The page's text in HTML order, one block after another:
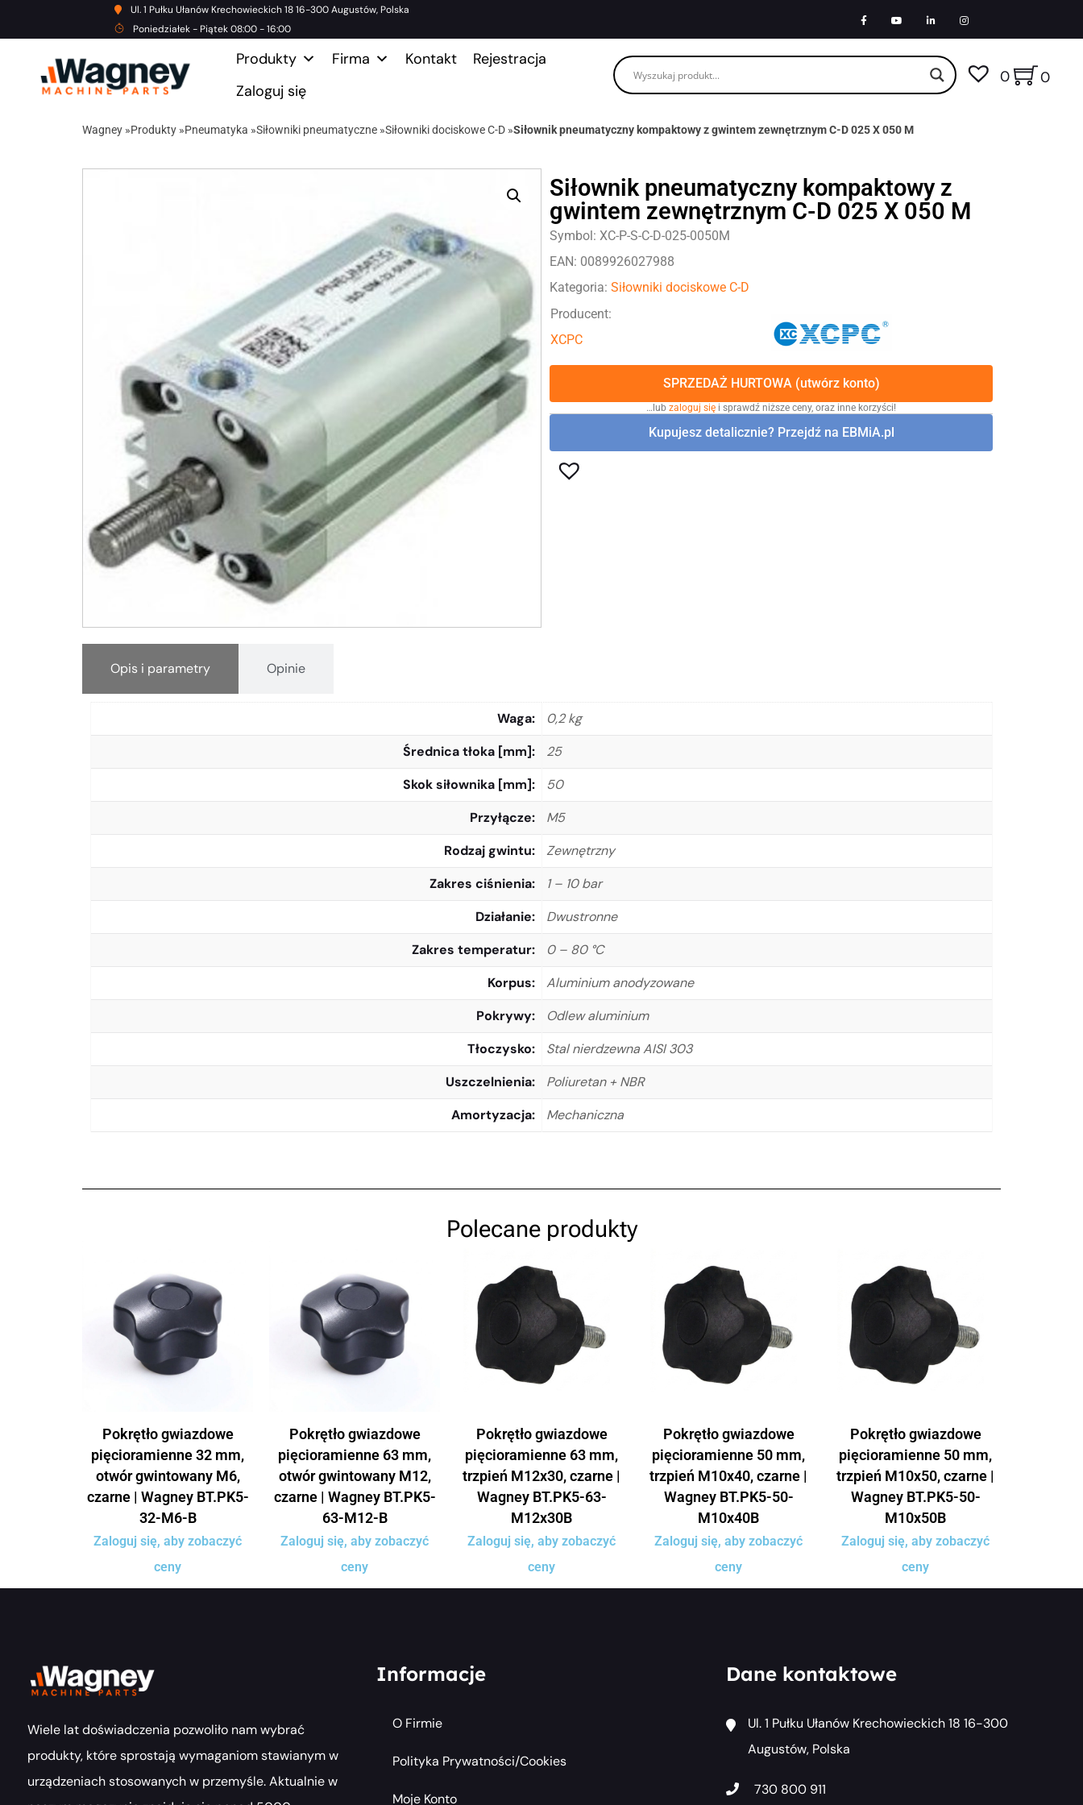
Ul. 1 Pułku Ułanów Krechowieckich 18 16-300 Augustów, Polska
Poniedziałek - Piątek 08:00 - 16:00
Produkty Firma Kontakt
Rejestracja
Zaloguj się
0 0
Wagney »Produkty »Pneumatyka »Siłowniki pneumatyczne »Siłowniki dociskowe C-D »Siłownik pneumatyczny kompaktowy z gwintem zewnętrznym C-D 025 X 050 M
Siłownik pneumatyczny kompaktowy z
gwintem zewnętrznym C-D 025 X 050 M
Symbol: XC-P-S-C-D-025-0050M
EAN: 0089926027988
Kategoria: Siłowniki dociskowe C-D
Producent:
XCPC
SPRZEDAŻ HURTOWA (utwórz konto)
…lub zaloguj się i sprawdź niższe ceny, oraz inne korzyści!
Kupujesz detalicznie? Przejdź na EBMiA.pl
Opis i parametry Opinie
Waga
0,2 kg
Średnica tłoka [mm]
25
Skok siłownika [mm]
50
Przyłącze
M5
Rodzaj gwintu
Zewnętrzny
Zakres ciśnienia
1 – 10 bar
Działanie
Dwustronne
Zakres temperatur
0 – 80 °C
Korpus
Aluminium anodyzowane
Pokrywy
Odlew aluminium
Tłoczysko
Stal nierdzewna AISI 303
Uszczelnienia
Poliuretan + NBR
Amortyzacja
Mechaniczna
Polecane produkty
Pokrętło gwiazdowe
pięcioramienne 32 mm,
otwór gwintowany M6,
czarne | Wagney BT.PK5-
32-M6-B
Zaloguj się, aby zobaczyć
ceny
Pokrętło gwiazdowe
pięcioramienne 63 mm,
otwór gwintowany M12,
czarne | Wagney BT.PK5-
63-M12-B
Zaloguj się, aby zobaczyć
ceny
Pokrętło gwiazdowe
pięcioramienne 63 mm,
trzpień M12x30, czarne |
Wagney BT.PK5-63-
M12x30B
Zaloguj się, aby zobaczyć
ceny
Pokrętło gwiazdowe
pięcioramienne 50 mm,
trzpień M10x40, czarne |
Wagney BT.PK5-50-
M10x40B
Zaloguj się, aby zobaczyć
ceny
Pokrętło gwiazdowe
pięcioramienne 50 mm,
trzpień M10x50, czarne |
Wagney BT.PK5-50-
M10x50B
Zaloguj się, aby zobaczyć
ceny
Wiele lat doświadczenia pozwoliło nam wybrać
produkty, które sprostają wymaganiom stawianym w
urządzeniach stosowanych w przemyśle. Aktualnie w
Informacje
O Firmie
Polityka Prywatności/cookies
Moje Konto
Dane kontaktowe
Ul. 1 Pułku Ułanów Krechowieckich 18 16-300
Augustów, Polska
730 800 911